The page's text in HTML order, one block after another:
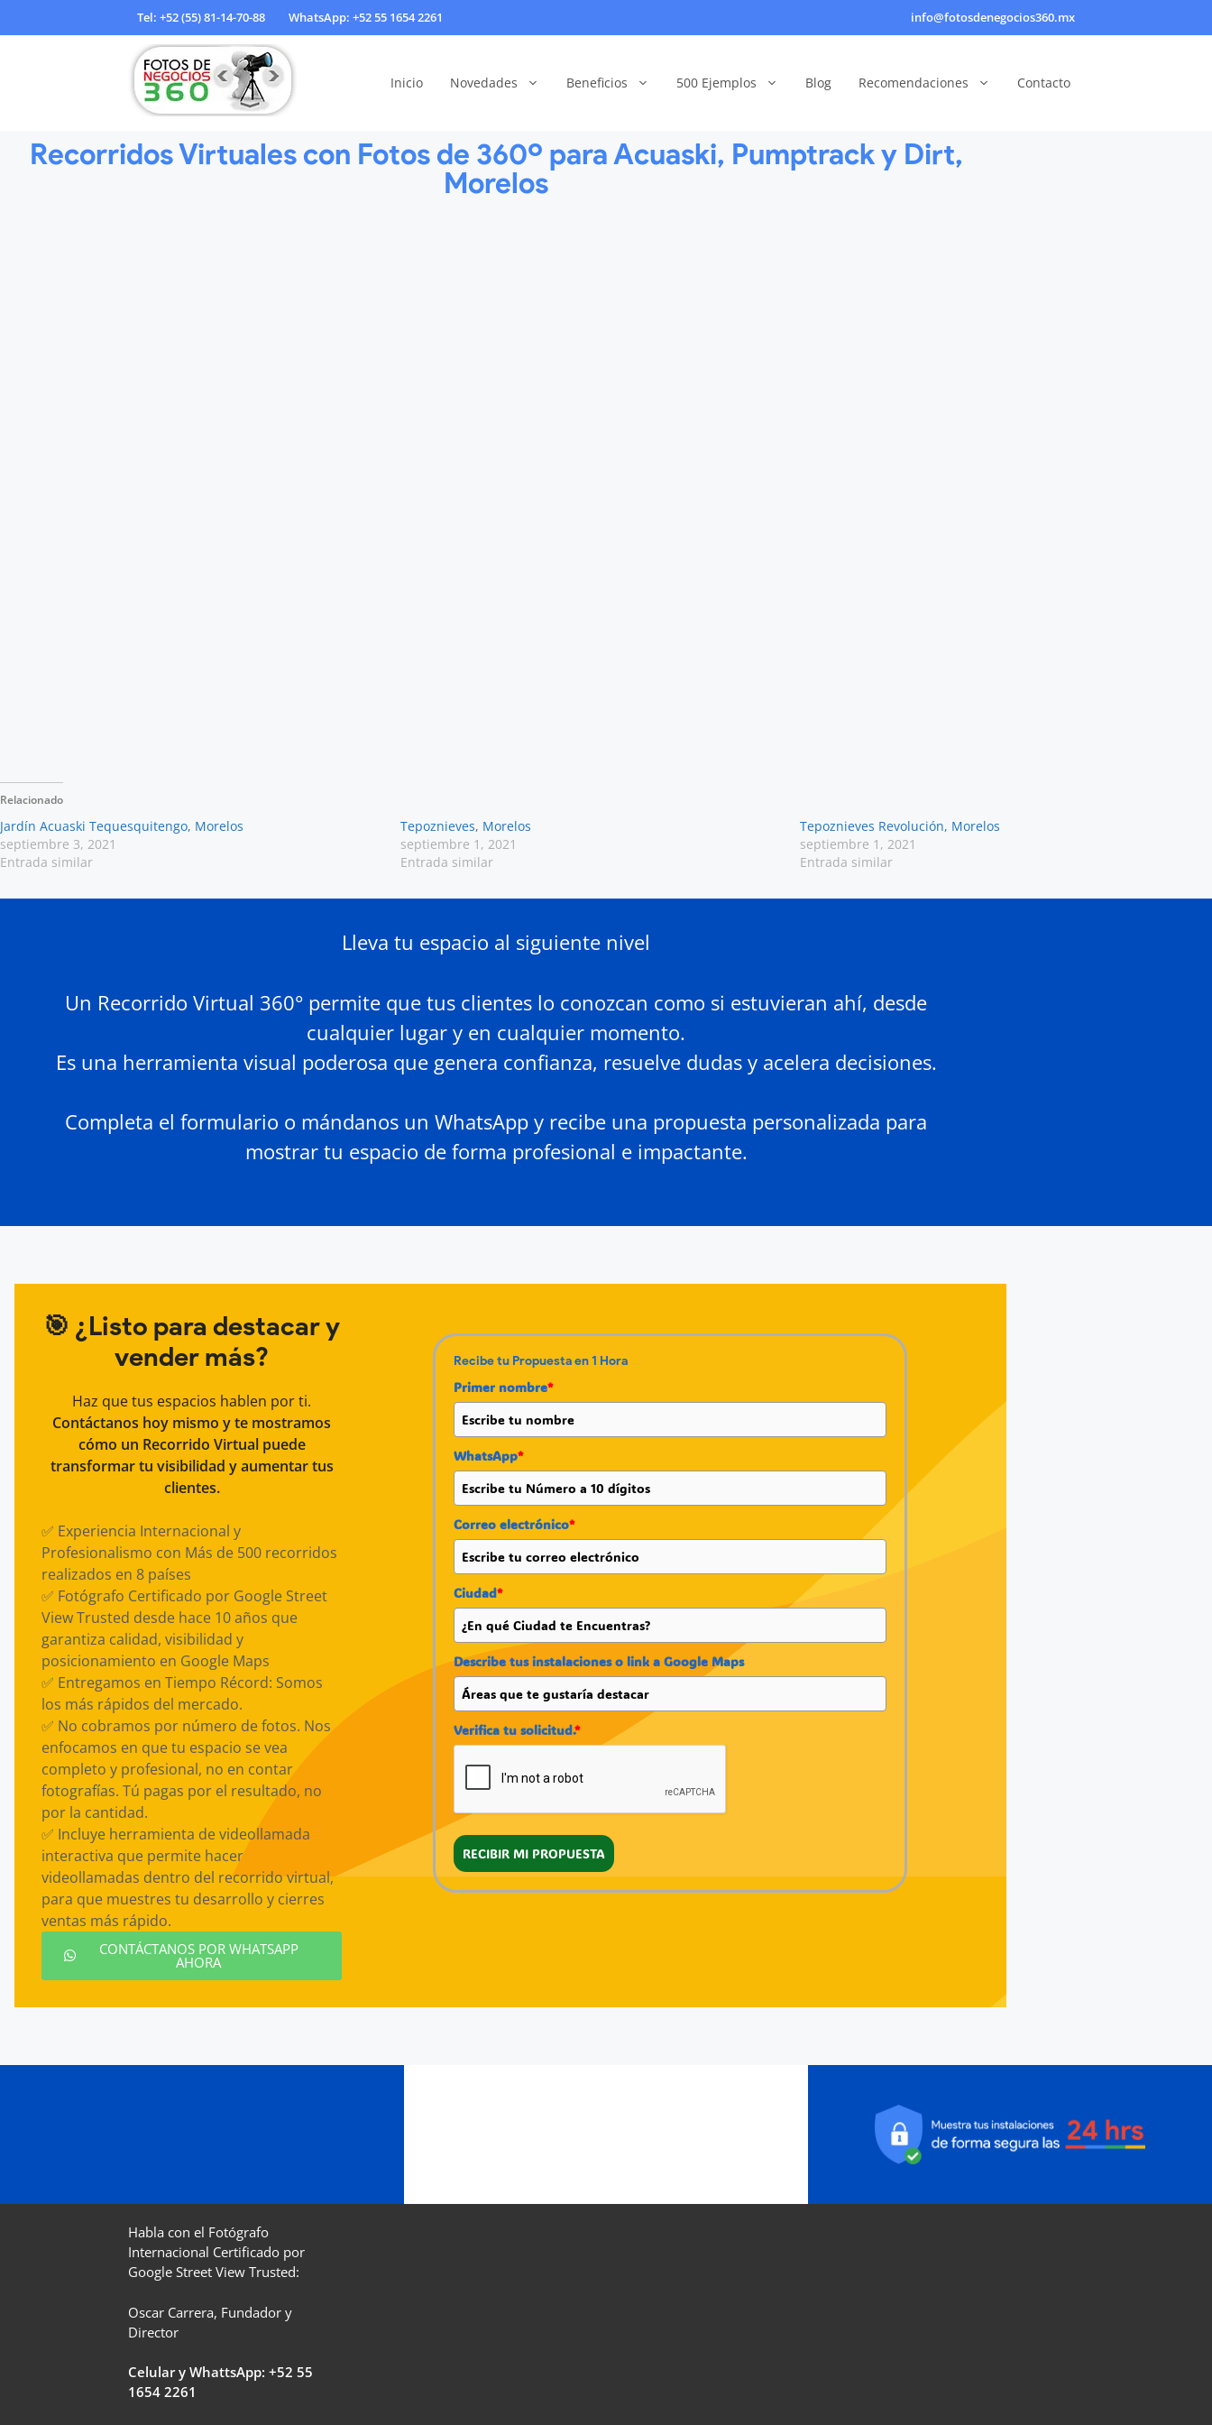
Tel: +52 (55) 81-14-70-88 WhatsApp: +52 55 1654 2261 info@fotosdenegocios360.mx
Inicio Novedades Beneficios 500 Ejemplos Blog Recomendaciones Contacto
Recorridos Virtuales con Fotos de 360º para Acuaski, Pumptrack y Dirt,
Morelos
Relacionado
Jardín Acuaski Tequesquitengo, Morelos
septiembre 3, 2021
Entrada similar
Tepoznieves, Morelos
septiembre 1, 2021
Entrada similar
Tepoznieves Revolución, Morelos
septiembre 1, 2021
Entrada similar
Lleva tu espacio al siguiente nivel
Un Recorrido Virtual 360° permite que tus clientes lo conozcan como si estuvieran ahí, desde
cualquier lugar y en cualquier momento.
Es una herramienta visual poderosa que genera confianza, resuelve dudas y acelera decisiones.
Completa el formulario o mándanos un WhatsApp y recibe una propuesta personalizada para
mostrar tu espacio de forma profesional e impactante.
🎯 ¿Listo para destacar y
vender más?
Haz que tus espacios hablen por ti.
Contáctanos hoy mismo y te mostramos
cómo un Recorrido Virtual puede
transformar tu visibilidad y aumentar tus
clientes.
✅ Experiencia Internacional y
Profesionalismo con Más de 500 recorridos
realizados en 8 países
✅ Fotógrafo Certificado por Google Street
View Trusted desde hace 10 años que
garantiza calidad, visibilidad y
posicionamiento en Google Maps
✅ Entregamos en Tiempo Récord: Somos
los más rápidos del mercado.
✅ No cobramos por número de fotos. Nos
enfocamos en que tu espacio se vea
completo y profesional, no en contar
fotografías. Tú pagas por el resultado, no
por la cantidad.
✅ Incluye herramienta de videollamada
interactiva que permite hacer
videollamadas dentro del recorrido virtual,
para que muestres tu desarrollo y cierres
ventas más rápido.
CONTÁCTANOS POR WHATSAPP
AHORA
Recibe tu Propuesta en 1 Hora
Primer nombre*
WhatsApp*
Correo electrónico*
Ciudad*
Describe tus instalaciones o link a Google Maps
Verifica tu solicitud.*
RECIBIR MI PROPUESTA
Habla con el Fotógrafo
Internacional Certificado por
Google Street View Trusted:
Oscar Carrera, Fundador y
Director
Celular y WhattsApp: +52 55
1654 2261